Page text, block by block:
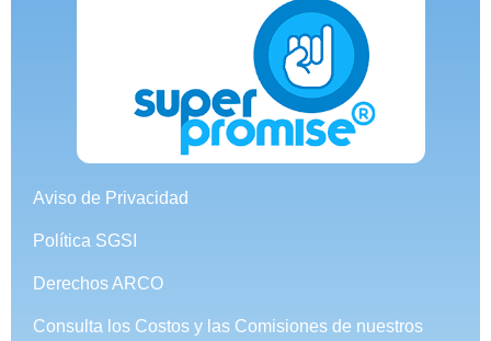
Aviso de Privacidad
Política SGSI
Derechos ARCO
Consulta los Costos y las Comisiones de nuestros